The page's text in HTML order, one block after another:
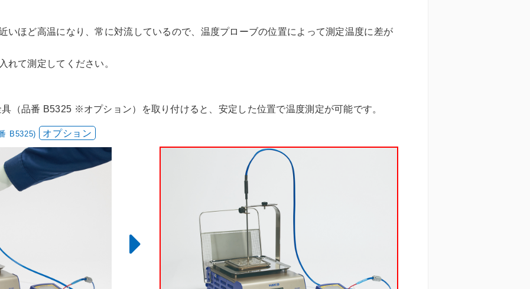
いほど高温になり、常に対流しているので、温度プローブの位置によって測定温度に差が
れて測定してください。
（品番 B5325 ※オプション）を取り付けると、安定した位置で温度測定が可能です。
B5325) オプション